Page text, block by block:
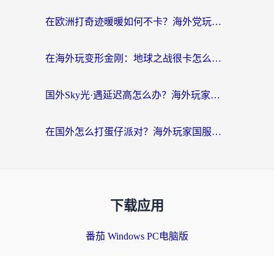
在欧洲打奇迹暖暖如何不卡？海外党玩国服游戏的终极加速攻略
在海外玩变形金刚：地球之战很卡怎么办？老玩家亲测的加速器指南，解决卡顿烦恼
国外Sky光·遇延迟高怎么办？海外玩家国服游戏加速终极指南（附实测技巧）
在国外怎么打蛋仔派对？海外玩家国服游戏加速避坑指南（附实测推荐）
下载应用
番茄 Windows PC电脑版